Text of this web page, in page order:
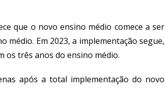
que o novo ensino médio comece a ser
médio. Em 2023, a implementação segue,
os três anos do ensino médio.
após a total implementação do novo